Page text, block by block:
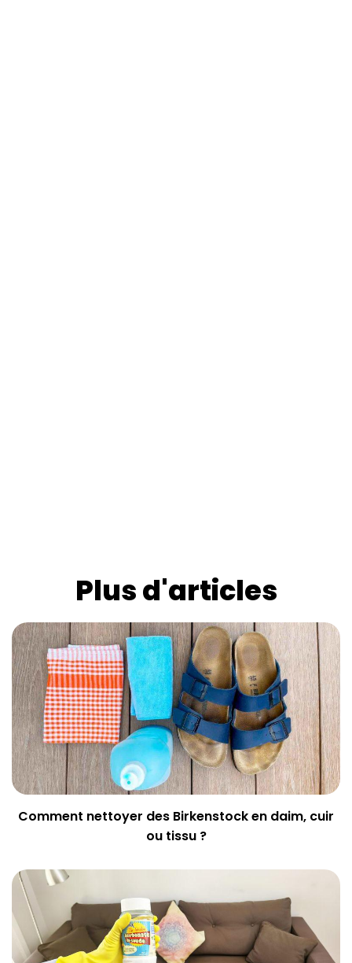
Plus d'articles
Comment nettoyer des Birkenstock en daim, cuir
ou tissu ?